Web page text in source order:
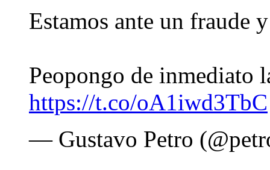
Estamos ante un fraude
Peopongo de
https://t.co/oA1iwd3TbC
— Gustavo Petro